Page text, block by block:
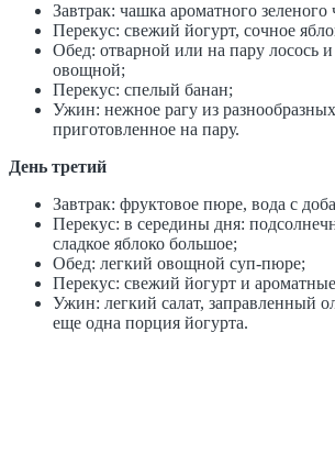
Завтрак: чашка ароматного зеленого
Перекус: свежий йогурт, сочное
Обед: отварной или на пару лосось и
овощной;
Перекус: спелый банан;
Ужин: нежное рагу из
приготовленное на пару.
День третий
Завтрак: фруктовое пюре, вода с
Перекус: в середины дня:
сладкое яблоко большое;
Обед: легкий овощной суп-пюре;
Перекус: свежий йогурт и
Ужин: легкий салат, заправленный
еще одна порция йогурта.